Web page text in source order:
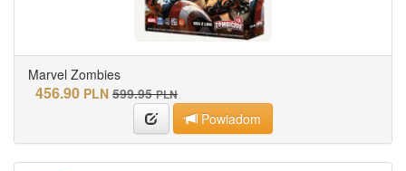
Marvel Zombies
456.90 PLN 599.95 PLN
Powiadom